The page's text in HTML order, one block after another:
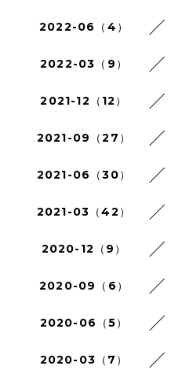
2022-06（4）
2022-03（9）
2021-12（12）
2021-09（27）
2021-06（30）
2021-03（42）
2020-12（9）
2020-09（6）
2020-06（5）
2020-03（7）